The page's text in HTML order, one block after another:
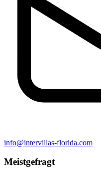
info@intervillas-florida.com
Meistgefragt